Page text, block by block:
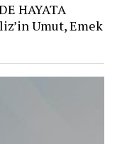
HAYATA
Umut, Emek